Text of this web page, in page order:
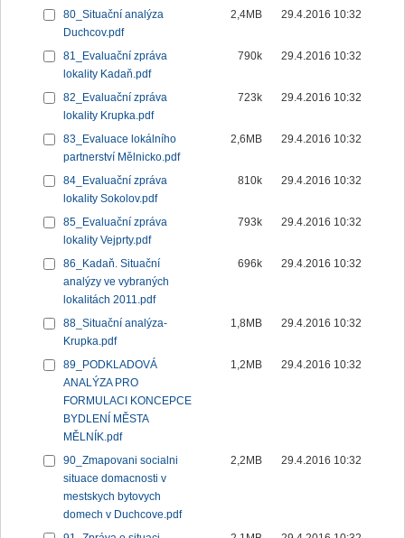
80_Situační analýza
Duchcov.pdf
2,4MB 29.4.2016 10:32
81_Evaluační zpráva
lokality Kadaň.pdf
790k 29.4.2016 10:32
82_Evaluační zpráva
lokality Krupka.pdf
723k 29.4.2016 10:32
83_Evaluace lokálního
partnerství Mělnicko.pdf
2,6MB 29.4.2016 10:32
84_Evaluační zpráva
lokality Sokolov.pdf
810k 29.4.2016 10:32
85_Evaluační zpráva
lokality Vejprty.pdf
793k 29.4.2016 10:32
86_Kadaň. Situační
analýzy ve vybraných
lokalitách 2011.pdf
696k 29.4.2016 10:32
88_Situační analýza-
Krupka.pdf
1,8MB 29.4.2016 10:32
89_PODKLADOVÁ
ANALÝZA PRO
FORMULACI KONCEPCE
BYDLENÍ MĚSTA
MĚLNÍK.pdf
1,2MB 29.4.2016 10:32
90_Zmapovani socialni
situace domacnosti v
mestskych bytovych
domech v Duchcove.pdf
2,2MB 29.4.2016 10:32